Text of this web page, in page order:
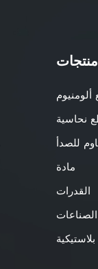
منتجات
مادة
القدرات
الصناعات